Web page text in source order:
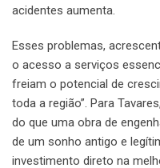
acidentes aumenta.
Esses problemas,
o acesso a serviços
freiam o potencial de
toda a região”. Para
do que uma obra de
de um sonho antigo e
investimento direto na